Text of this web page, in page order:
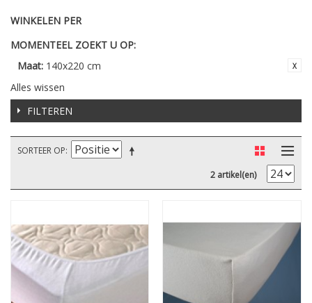
WINKELEN PER
MOMENTEEL ZOEKT U OP:
Maat: 140x220 cm
Alles wissen
FILTEREN
SORTEER OP
2 artikel(en)